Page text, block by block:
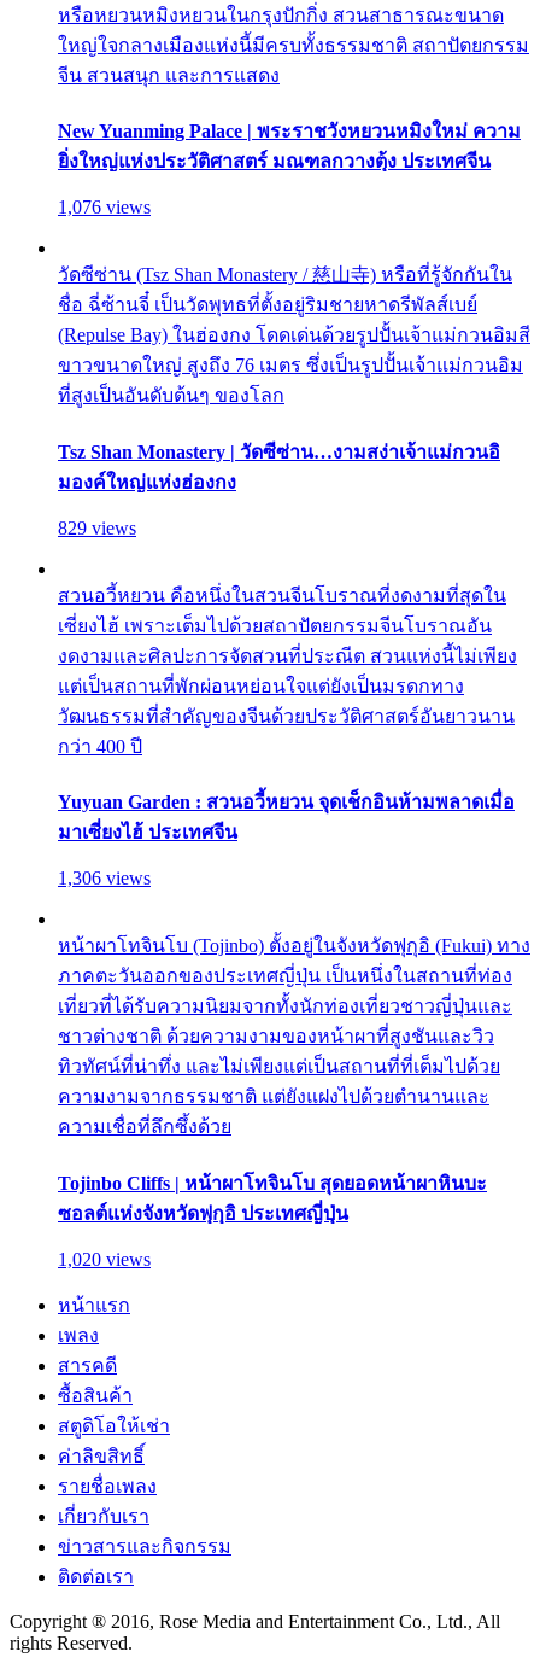
หรือหยวนหมิงหยวนในกรุงปักกิ่ง สวนสาธารณะขนาด
ใหญ่ใจกลางเมืองแห่งนี้มีครบทั้งธรรมชาติ สถาปัตยกรรม
จีน สวนสนุก และการแสดง
New Yuanming Palace | พระราชวังหยวนหมิงใหม่ ความ
ยิ่งใหญ่แห่งประวัติศาสตร์ มณฑลกวางตุ้ง ประเทศจีน
1,076 views
วัดซีซ่าน (Tsz Shan Monastery / 慈山寺) หรือที่รู้จักกันใน
ชื่อ ฉี่ซ้านจี๋ เป็นวัดพุทธที่ตั้งอยู่ริมชายหาดรีพัลส์เบย์
(Repulse Bay) ในฮ่องกง โดดเด่นด้วยรูปปั้นเจ้าแม่กวนอิมสี
ขาวขนาดใหญ่ สูงถึง 76 เมตร ซึ่งเป็นรูปปั้นเจ้าแม่กวนอิม
ที่สูงเป็นอันดับต้นๆ ของโลก
Tsz Shan Monastery | วัดซีซ่าน…งามสง่าเจ้าแม่กวนอิ
มองค์ใหญ่แห่งฮ่องกง
829 views
สวนอวี้หยวน คือหนึ่งในสวนจีนโบราณที่งดงามที่สุดใน
เซี่ยงไฮ้ เพราะเต็มไปด้วยสถาปัตยกรรมจีนโบราณอัน
งดงามและศิลปะการจัดสวนที่ประณีต สวนแห่งนี้ไม่เพียง
แต่เป็นสถานที่พักผ่อนหย่อนใจแต่ยังเป็นมรดกทาง
วัฒนธรรมที่สำคัญของจีนด้วยประวัติศาสตร์อันยาวนาน
กว่า 400 ปี
Yuyuan Garden : สวนอวี้หยวน จุดเช็กอินห้ามพลาดเมื่อ
มาเซี่ยงไฮ้ ประเทศจีน
1,306 views
หน้าผาโทจินโบ (Tojinbo) ตั้งอยู่ในจังหวัดฟุกุอิ (Fukui) ทาง
ภาคตะวันออกของประเทศญี่ปุ่น เป็นหนึ่งในสถานที่ท่อง
เที่ยวที่ได้รับความนิยมจากทั้งนักท่องเที่ยวชาวญี่ปุ่นและ
ชาวต่างชาติ ด้วยความงามของหน้าผาที่สูงชันและวิว
ทิวทัศน์ที่น่าทึ่ง และไม่เพียงแต่เป็นสถานที่ที่เต็มไปด้วย
ความงามจากธรรมชาติ แต่ยังแฝงไปด้วยตำนานและ
ความเชื่อที่ลึกซึ้งด้วย
Tojinbo Cliffs | หน้าผาโทจินโบ สุดยอดหน้าผาหินบะ
ซอลต์แห่งจังหวัดฟุกุอิ ประเทศญี่ปุ่น
1,020 views
หน้าแรก
เพลง
สารคดี
ซื้อสินค้า
สตูดิโอให้เช่า
ค่าลิขสิทธิ์
รายชื่อเพลง
เกี่ยวกับเรา
ข่าวสารและกิจกรรม
ติดต่อเรา
Copyright ® 2016, Rose Media and Entertainment Co., Ltd., All
rights Reserved.